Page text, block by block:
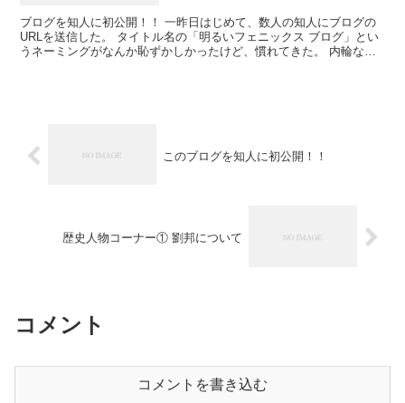
ブログを知人に初公開！！ 一昨日はじめて、数人の知人にブログの
URLを送信した。 タイトル名の「明るいフェニックス ブログ」とい
うネーミングがなんか恥ずかしかったけど、慣れてきた。 内輪な感
このブログを知人に初公開！！
歴史人物コーナー① 劉邦について
コメント
コメントを書き込む